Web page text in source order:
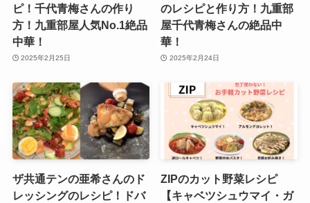
ピ！千代青梅さんの作り
方！九重部屋人気No.1絶品
中華！
2025年2月25日
のレシピと作り方！九重部
屋千代青梅さんの絶品中
華！
2025年2月24日
ザ共通テンの亜希さんのド
レッシングのレシピ！ドバ
ZIPのカット野菜レシピ
【キャベツシュウマイ・ガ